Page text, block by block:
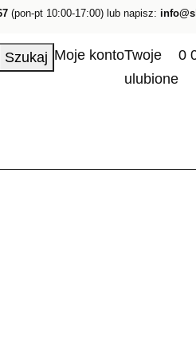
(pon-pt 10:00-17:00) lub napisz:
Szukaj Moje kontoTwoje
ulubione
0